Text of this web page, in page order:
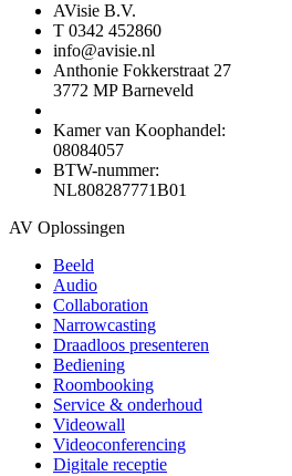
AVisie B.V.
T 0342 452860
info@avisie.nl
Anthonie Fokkerstraat 27
3772 MP Barneveld
Kamer van Koophandel:
08084057
BTW-nummer:
NL808287771B01
AV Oplossingen
Beeld
Audio
Collaboration
Narrowcasting
Draadloos presenteren
Bediening
Roombooking
Service & onderhoud
Videowall
Videoconferencing
Digitale receptie